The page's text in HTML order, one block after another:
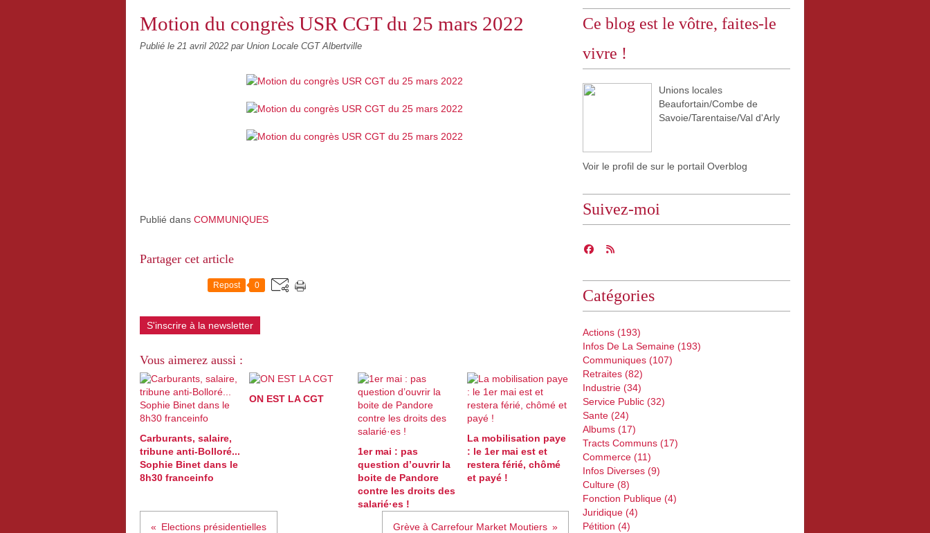
Motion du congrès USR CGT du 25 mars 2022
Publié le 21 avril 2022 par Union Locale CGT Albertville
Publié dans COMMUNIQUES
Partager cet article
Repost 0
S'inscrire à la newsletter
Vous aimerez aussi :
Carburants, salaire,
tribune anti-Bolloré...
Sophie Binet dans le
8h30 franceinfo
ON EST LA CGT
1er mai : pas
question d’ouvrir la
boite de Pandore
contre les droits des
salarié·es !
La mobilisation paye
: le 1er mai est et
restera férié, chômé
et payé !
Elections présidentielles Grève à Carrefour Market Moutiers
Ce blog est le vôtre, faites-le
vivre !
Unions locales
Beaufortain/Combe de
Savoie/Tarentaise/Val d'Arly
Voir le profil de sur le portail Overblog
Suivez-moi
Catégories
Actions (193)
Infos De La Semaine (193)
Communiques (107)
Retraites (82)
Industrie (34)
Service Public (32)
Sante (24)
Albums (17)
Tracts Communs (17)
Commerce (11)
Infos Diverses (9)
Culture (8)
Fonction Publique (4)
Juridique (4)
Pétition (4)